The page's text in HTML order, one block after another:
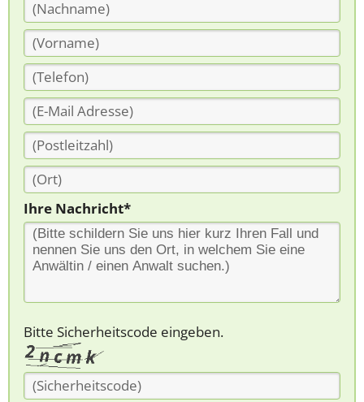
Ihre Nachricht*
Bitte Sicherheitscode eingeben.